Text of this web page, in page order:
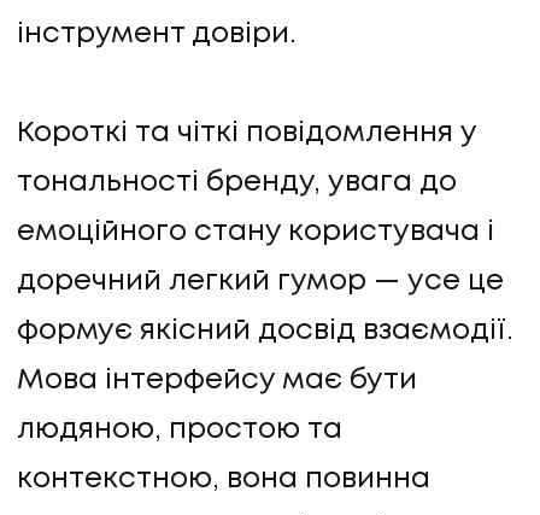
інструмент довіри.
Короткі та чіткі повідомлення у
тональності бренду, увага до
емоційного стану користувача і
доречний легкий гумор — усе це
формує якісний досвід взаємодії.
Мова інтерфейсу має бути
людяною, простою та
контекстною, вона повинна